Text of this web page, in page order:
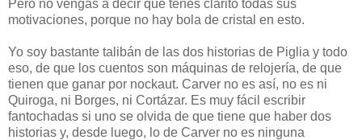
Pero no vengás a decir que tenés clarito todas sus
motivaciones, porque no hay bola de cristal en esto.
Yo soy bastante talibán de las dos historias de Piglia y todo
eso, de que los cuentos son máquinas de relojería, de que
tienen que ganar por nockaut. Carver no es así, no es ni
Quiroga, ni Borges, ni Cortázar. Es muy fácil escribir
fantochadas si uno se olvida de que tiene que haber dos
historias y, desde luego, lo de Carver no es ninguna